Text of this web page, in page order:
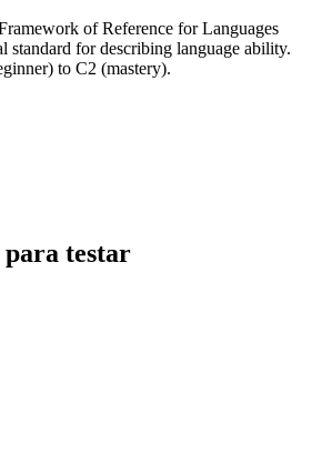
of Reference for Languages
standard for describing language ability.
to C2 (mastery).
testar